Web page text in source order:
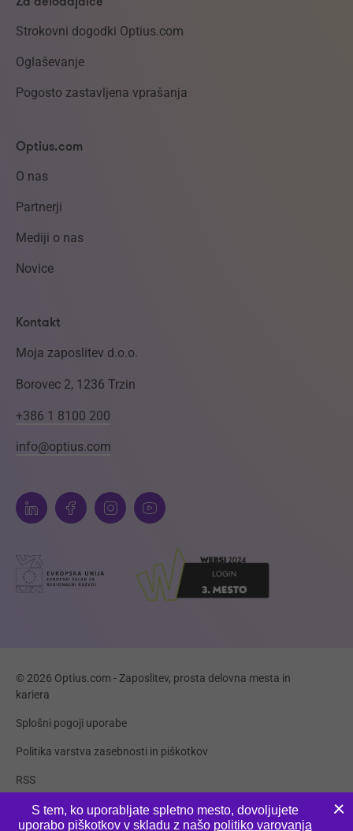
Strokovni dogodki Optius.com
Oglaševanje
Pogosto zastavljena vprašanja
Optius.com
O nas
Partnerji
Mediji o nas
Novice
Kontakt
Moja zaposlitev d.o.o.
Borovec 2, 1236 Trzin
+386 1 8100 200
info@optius.com
© 2026 Optius.com - Zaposlitev, prosta delovna mesta in
kariera
Splošni pogoji uporabe
Politika varstva zasebnosti in piškotkov
RSS
Piškotki
S tem, ko uporabljate spletno mesto, dovoljujete
uporabo piškotkov v skladu z našo politiko varovanja